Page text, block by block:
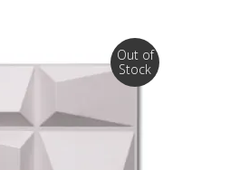
Out of
Stock
LIRE LA SUITE